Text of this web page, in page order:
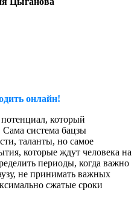
онлайн!
который
Сама система бацзы
таланты, но самое
которые ждут человека на
периоды, когда важно
не принимать важных
сжатые сроки